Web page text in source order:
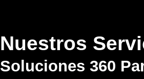
Nuestros
Soluciones 360